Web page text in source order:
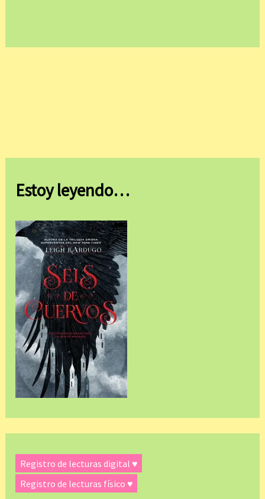
Estoy leyendo…
Registro de lecturas digital ♥
Registro de lecturas físico ♥